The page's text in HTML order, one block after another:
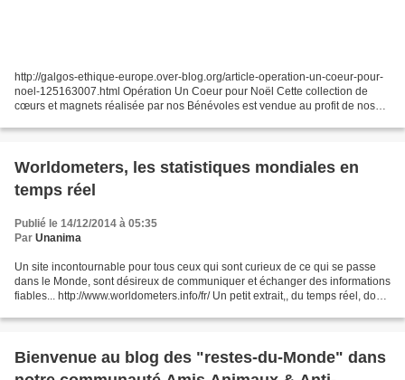
http://galgos-ethique-europe.over-blog.org/article-operation-un-coeur-pour-
noel-125163007.html Opération Un Coeur pour Noël Cette collection de
cœurs et magnets réalisée par nos Bénévoles est vendue au profit de nos
Worldometers, les statistiques mondiales en
temps réel
Publié le 14/12/2014 à 05:35
Par Unanima
Un site incontournable pour tous ceux qui sont curieux de ce qui se passe
dans le Monde, sont désireux de communiquer et échanger des informations
fiables... http://www.worldometers.info/fr/ Un petit extrait,, du temps réel, donc
Bienvenue au blog des "restes-du-Monde" dans